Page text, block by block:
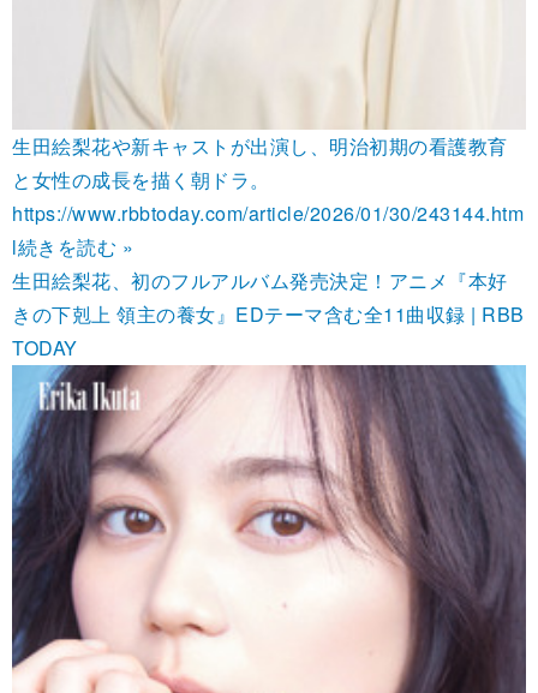
生田絵梨花や新キャストが出演し、明治初期の看護教育
と女性の成長を描く朝ドラ。
https://www.rbbtoday.com/article/2026/01/30/243144.htm
l続きを読む »
生田絵梨花、初のフルアルバム発売決定！アニメ『本好
きの下剋上 領主の養女』EDテーマ含む全11曲収録 | RBB
TODAY